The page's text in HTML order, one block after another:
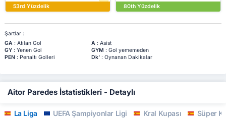
53rd Yüzdelik
80th Yüzdelik
Şartlar :
GA: Atılan Gol A: Asist
GY: Yenen Gol GYM : Gol yememeden
PEN: Penaltı Golleri Dk': Oynanan Dakikalar
Aitor Paredes İstatistikleri - Detaylı
La Liga UEFA Şampiyonlar Ligi Kral Kupası Süper